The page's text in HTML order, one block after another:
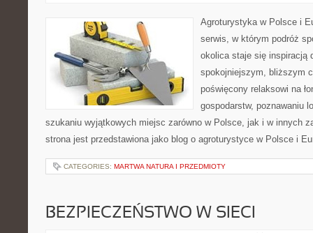
Agroturystyka w Polsce i
serwis, w którym podróż
okolica staje się inspiracją
spokojniejszym, bliższym
poświęcony relaksowi na
gospodarstw, poznawaniu
szukaniu wyjątkowych miejsc zarówno w Polsce, jak i w innych
strona jest przedstawiona jako blog o agroturystyce w Polsce i
CATEGORIES: MARTWA NATURA I PRZEDMIOTY
BEZPIECZEŃSTWO W SIECI